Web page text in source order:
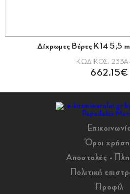
Δίχρωμες Βέρες Κ14 5,5
ΚΩΔΙΚΟΣ:
662.15€
Όροι
Αποστολές -
Πολιτική
Προφίλ